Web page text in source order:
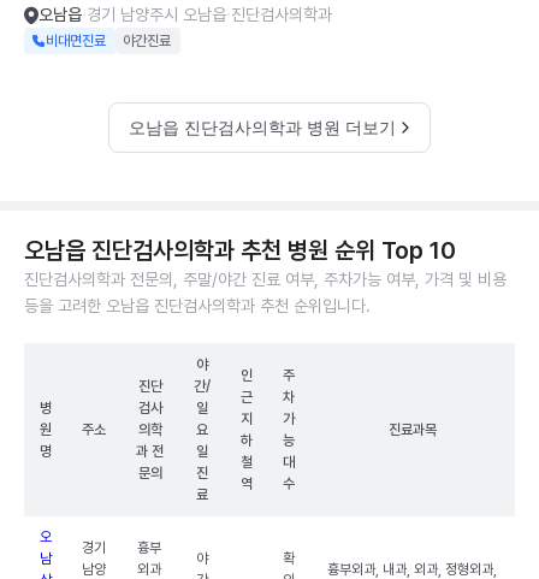
오남읍 경기 남양주시 오남읍 진단검사의학과
비대면진료 야간진료
오남읍 진단검사의학과 병원 더보기
오남읍 진단검사의학과 추천 병원 순위 Top 10
진단검사의학과 전문의, 주말/야간 진료 여부, 주차가능 여부, 가격 및 비용
등을 고려한 오남읍 진단검사의학과 추천 순위입니다.
병
원
명
주소
진단
검사
의학
과 전
문의
야
간/
일
요
일
진
료
인
근
지
하
철
역
주
차
가
능
대
수
진료과목
오
남
경기
남양
흉부
외과
야
확
흉부외과, 내과, 외과, 정형외과,